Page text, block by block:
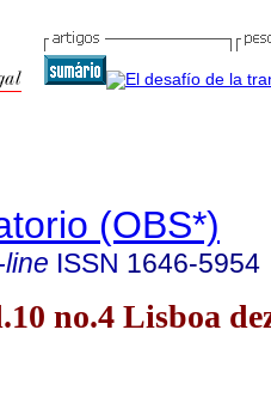
(OBS*)
ISSN 1646-5954
no.4 Lisboa